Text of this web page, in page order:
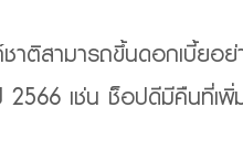
าติสามารถขึ้นดอกเบี้ยอ
2566 เช่น ช็อปดีมีคืนที่เ